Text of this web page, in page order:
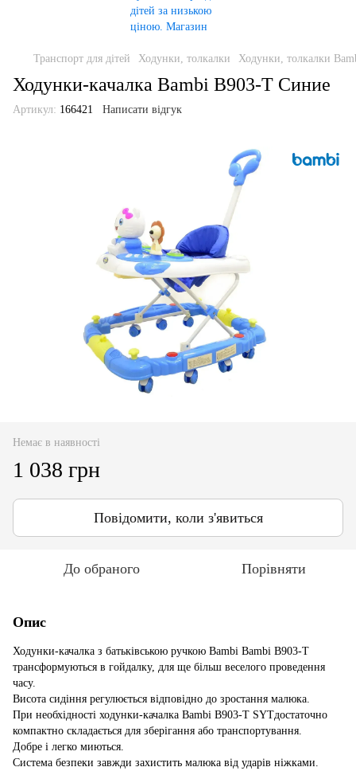
Транспорт для дітей Ходунки, толкалки Ходунки, толкалки
Ходунки-качалка Bambi B903-T Синие
Артикул: 166421 Написати відгук
Немає в наявності
1 038 грн
Повідомити, коли з'явиться
До обраного Порівняти
Опис
Ходунки-качалка з батьківською ручкою Bambi Bambi B903-T
трансформуються в гойдалку, для ще більш веселого проведення
часу.
Висота сидіння регулюється відповідно до зростання малюка.
При необхідності ходунки-качалка Bambi B903-T SYTдостаточно
компактно складається для зберігання або транспортування.
Добре і легко миються.
Система безпеки завжди захистить малюка від ударів ніжками.